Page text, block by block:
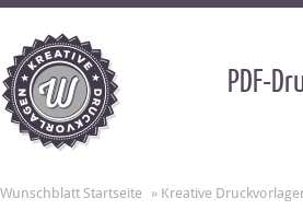
PDF-
Wunschblatt Startseite » Kreative